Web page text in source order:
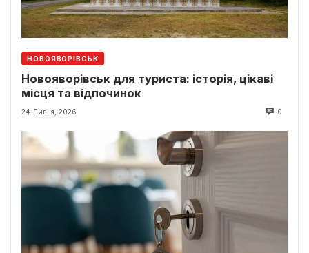
НОВОЯВОРІВСЬК
Новояворівськ для туриста: історія, цікаві
місця та відпочинок
24 Липня, 2026 0